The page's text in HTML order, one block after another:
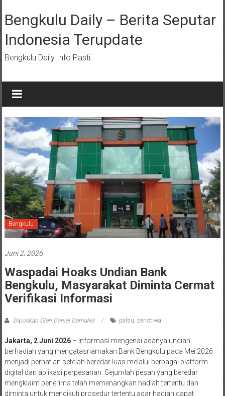
ke
konten
Bengkulu Daily – Berita Seputar
Indonesia Terupdate
Bengkulu Daily Info Pasti
Bengkulu
Juni 2, 2026
Waspadai Hoaks Undian Bank
Bengkulu, Masyarakat Diminta Cermat
Verifikasi Informasi
Diposkan Oleh:Daniel Gamaliel palsu peristiwa
Jakarta, 2 Juni 2026– Informasi mengenai adanya undian
berhadiah yang mengatasnamakan Bank Bengkulu pada Mei 2026
menjadi perhatian setelah beredar luas melalui berbagai platform
digital dan aplikasi perpesanan. Sejumlah pesan yang beredar
mengklaim penerima telah memenangkan hadiah tertentu dan
diminta untuk mengikuti prosedur tertentu agar hadiah dapat